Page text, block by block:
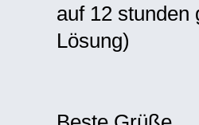
auf 12 stunden
Lösung)